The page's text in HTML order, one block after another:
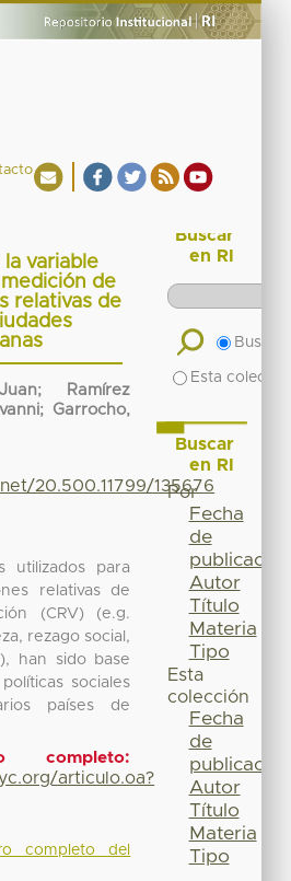
la variable
de
relativas de
Ramírez
Garrocho,
20.500.11799/135676
utilizados para
relativas de
(CRV) (e.g.
rezago social,
han sido base
sociales
países de
articulo.oa?
completo del
Buscar
en RI
Buscar
Esta
Buscar
en RI
Por
Fecha
de
publicación
Autor
Título
Materia
Tipo
Esta
colección
Fecha
de
publicación
Autor
Título
Materia
Tipo